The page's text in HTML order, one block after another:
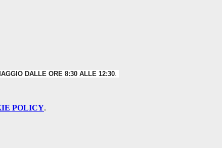
DALLE ORE 8:30 ALLE 12:30.
POLICY.